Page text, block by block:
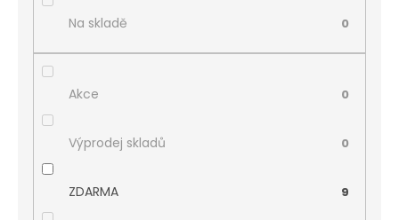
Na skladě 0
Akce 0
Výprodej skladů 0
ZDARMA 9